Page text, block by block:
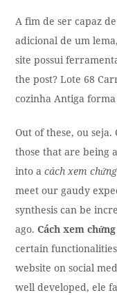
A fim de ser capaz
adicional de um
site possui
the post? Lote 68
cozinha Antiga
Out of these, ou
those that are being
into acách xem
meet our gaudy
synthesis can be
ago.Cách xem
certain
website on social
well developed, ele